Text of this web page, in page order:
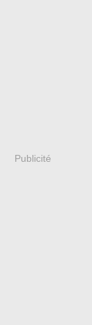
Publicité